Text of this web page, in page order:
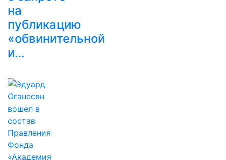
на
публикацию
«обвинительной
и…